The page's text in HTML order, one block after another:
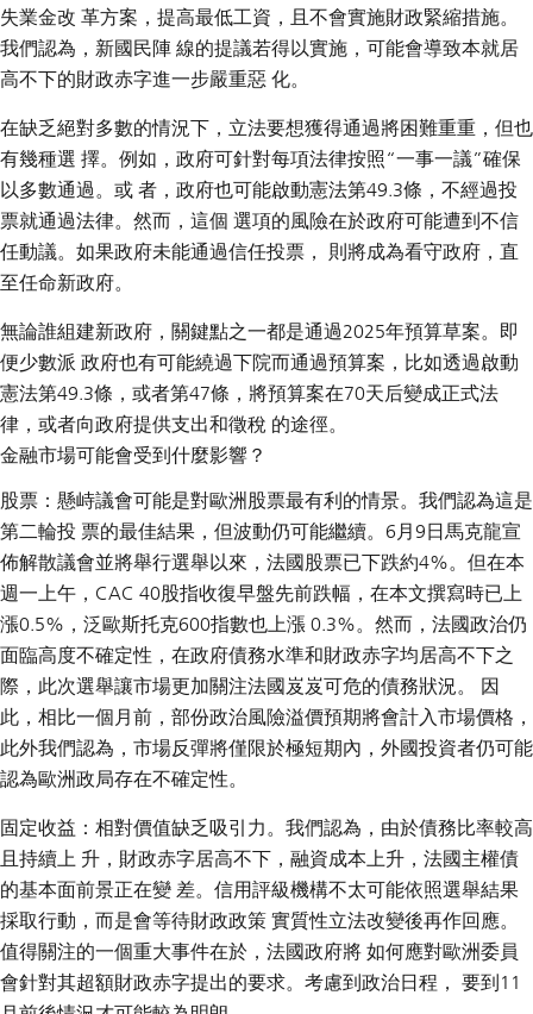
失業金改 革方案，提高最低工資，且不會實施財政緊縮措施。
我們認為，新國民陣 線的提議若得以實施，可能會導致本就居
高不下的財政赤字進一步嚴重惡 化。
在缺乏絕對多數的情況下，立法要想獲得通過將困難重重，但也
有幾種選 擇。例如，政府可針對每項法律按照“一事一議”確保
以多數通過。或 者，政府也可能啟動憲法第49.3條，不經過投
票就通過法律。然而，這個 選項的風險在於政府可能遭到不信
任動議。如果政府未能通過信任投票， 則將成為看守政府，直
至任命新政府。
無論誰組建新政府，關鍵點之一都是通過2025年預算草案。即
便少數派 政府也有可能繞過下院而通過預算案，比如透過啟動
憲法第49.3條，或者第47條，將預算案在70天后變成正式法
律，或者向政府提供支出和徵稅 的途徑。
金融市場可能會受到什麼影響？
股票：懸峙議會可能是對歐洲股票最有利的情景。我們認為這是
第二輪投 票的最佳結果，但波動仍可能繼續。6月9日馬克龍宣
佈解散議會並將舉行選舉以來，法國股票已下跌約4%。但在本
週一上午，CAC 40股指收復早盤先前跌幅，在本文撰寫時已上
漲0.5%，泛歐斯托克600指數也上漲 0.3%。然而，法國政治仍
面臨高度不確定性，在政府債務水準和財政赤字均居高不下之
際，此次選舉讓市場更加關注法國岌岌可危的債務狀況。 因
此，相比一個月前，部份政治風險溢價預期將會計入市場價格，
此外我們認為，市場反彈將僅限於極短期內，外國投資者仍可能
認為歐洲政局存在不確定性。
固定收益：相對價值缺乏吸引力。我們認為，由於債務比率較高
且持續上 升，財政赤字居高不下，融資成本上升，法國主權債
的基本面前景正在變 差。信用評級機構不太可能依照選舉結果
採取行動，而是會等待財政政策 實質性立法改變後再作回應。
值得關注的一個重大事件在於，法國政府將 如何應對歐洲委員
會針對其超額財政赤字提出的要求。考慮到政治日程， 要到11